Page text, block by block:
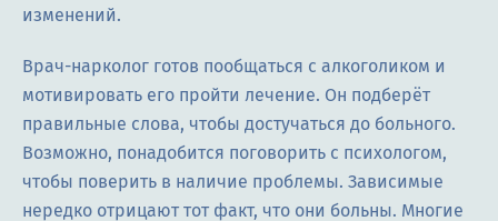
изменений.
Врач-нарколог готов пообщаться с алкоголиком и
мотивировать его пройти лечение. Он подберёт
правильные слова, чтобы достучаться до больного.
Возможно, понадобится поговорить с психологом,
чтобы поверить в наличие проблемы. Зависимые
нередко отрицают тот факт, что они больны. Многие